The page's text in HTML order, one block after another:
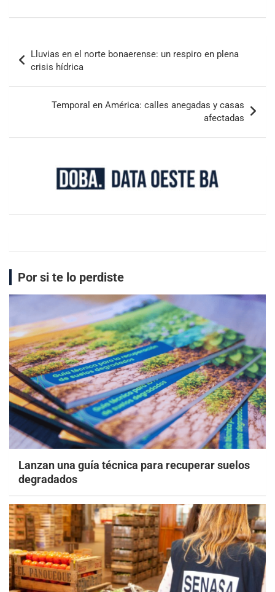
Lluvias en el norte bonaerense: un respiro en plena
crisis hídrica
Temporal en América: calles anegadas y casas
afectadas
Por si te lo perdiste
Lanzan una guía técnica para recuperar suelos
degradados